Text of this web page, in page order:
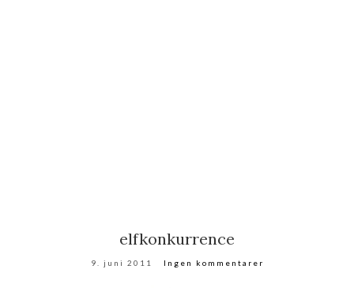
elfkonkurrence
9. juni 2011 Ingen kommentarer